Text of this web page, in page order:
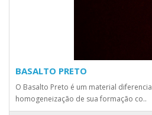
BASALTO PRETO
O Basalto Preto é um material
homogeneização de sua formação co..